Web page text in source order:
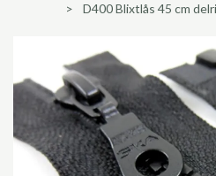
D400 Blixtlås 45 cm